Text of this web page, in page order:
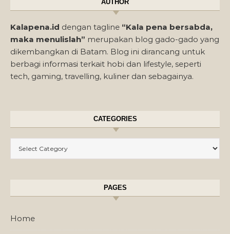
AUTHOR
Kalapena.id dengan tagline “Kala pena bersabda,
maka menulislah” merupakan blog gado-gado yang
dikembangkan di Batam. Blog ini dirancang untuk
berbagi informasi terkait hobi dan lifestyle, seperti
tech, gaming, travelling, kuliner dan sebagainya.
CATEGORIES
PAGES
Home